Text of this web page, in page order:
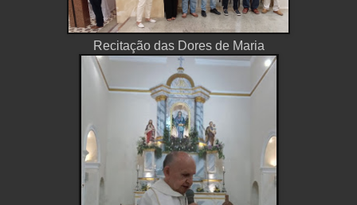
Recitação das Dores de Maria